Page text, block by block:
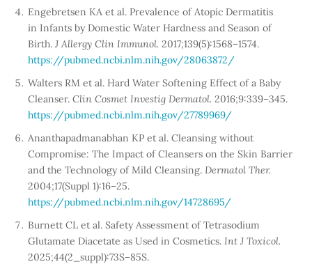
Engebretsen KA et al. Prevalence of Atopic Dermatitis
in Infants by Domestic Water Hardness and Season of
Birth. J Allergy Clin Immunol. 2017;139(5):1568–1574.
https://pubmed.ncbi.nlm.nih.gov/28063872/
Walters RM et al. Hard Water Softening Effect of a Baby
Cleanser. Clin Cosmet Investig Dermatol. 2016;9:339–345.
https://pubmed.ncbi.nlm.nih.gov/27789969/
Ananthapadmanabhan KP et al. Cleansing without
Compromise: The Impact of Cleansers on the Skin Barrier
and the Technology of Mild Cleansing. Dermatol Ther.
2004;17(Suppl 1):16–25.
https://pubmed.ncbi.nlm.nih.gov/14728695/
Burnett CL et al. Safety Assessment of Tetrasodium
Glutamate Diacetate as Used in Cosmetics. Int J Toxicol.
2025;44(2_suppl):73S–85S.